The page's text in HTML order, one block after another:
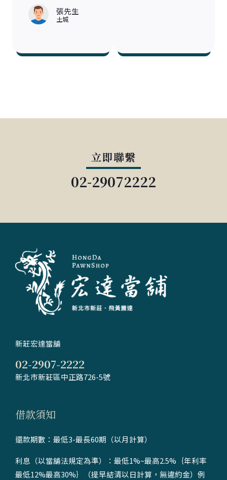
張先生
土城
立即聯繫
02-29072222
新莊宏達當舖
02-2907-2222
新北市新莊區中正路726-5號
借款須知
還款期數：最低3-最長60期（以月計算）
利息（以當舖法規定為準）：最低1%~最高2.5%｛年利率
最低12%最高30%｝（提早結清以日計算，無違約金）例